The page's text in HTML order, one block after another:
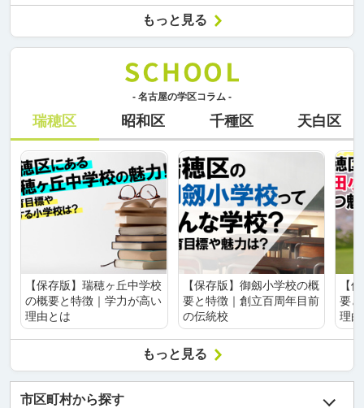
もっと見る
- 名古屋の学区コラム -
瑞穂区 昭和区 千種区 天白区
【保存版】瑞穂ヶ丘中学校
の概要と特徴｜学力が高い
理由とは
【保存版】御劔小学校の概
要と特徴｜創立百周年目前
の伝統校
【
要
理
もっと見る
市区町村から探す